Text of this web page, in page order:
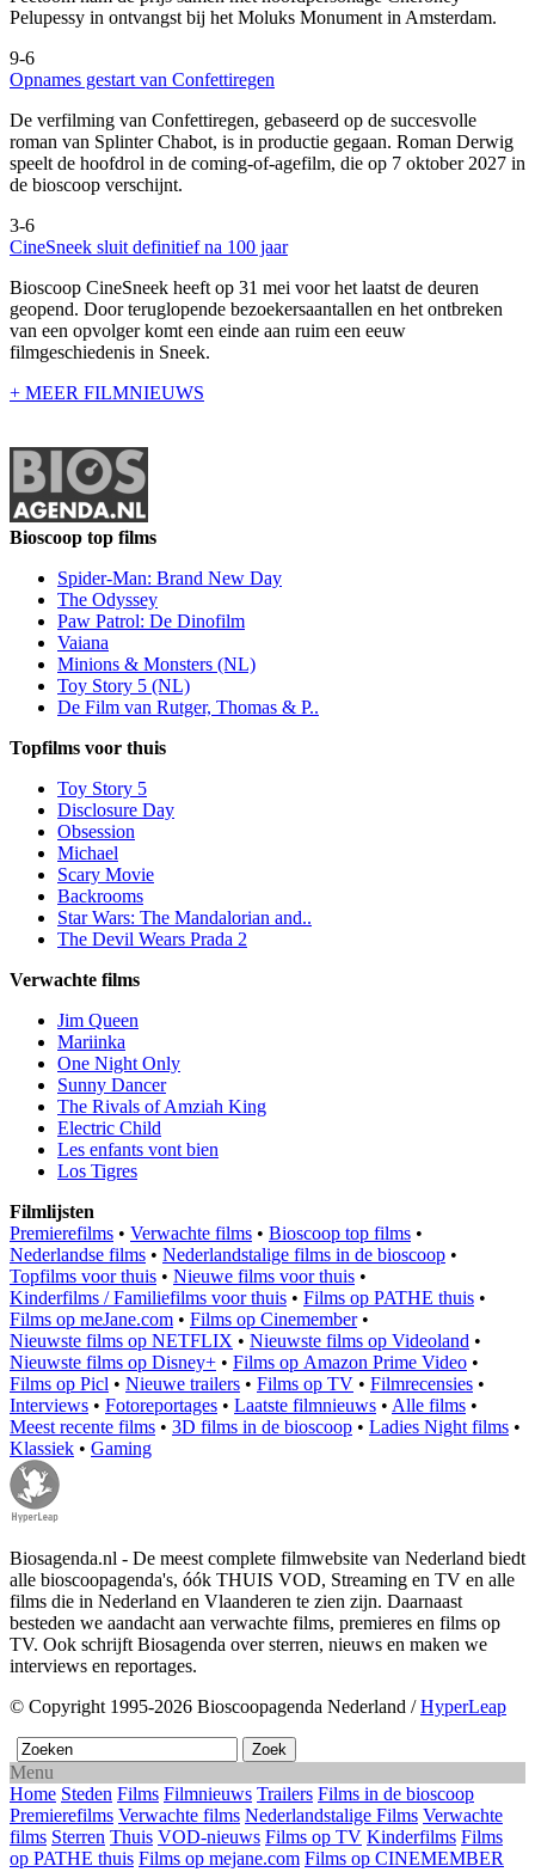
Pelupessy in ontvangst bij het Moluks Monument in Amsterdam.
9-6
Opnames gestart van Confettiregen
De verfilming van Confettiregen, gebaseerd op de succesvolle
roman van Splinter Chabot, is in productie gegaan. Roman Derwig
speelt de hoofdrol in de coming-of-agefilm, die op 7 oktober 2027 in
de bioscoop verschijnt.
3-6
CineSneek sluit definitief na 100 jaar
Bioscoop CineSneek heeft op 31 mei voor het laatst de deuren
geopend. Door teruglopende bezoekersaantallen en het ontbreken
van een opvolger komt een einde aan ruim een eeuw
filmgeschiedenis in Sneek.
+ MEER FILMNIEUWS
Bioscoop top films
Spider-Man: Brand New Day
The Odyssey
Paw Patrol: De Dinofilm
Vaiana
Minions & Monsters (NL)
Toy Story 5 (NL)
De Film van Rutger, Thomas & P..
Topfilms voor thuis
Toy Story 5
Disclosure Day
Obsession
Michael
Scary Movie
Backrooms
Star Wars: The Mandalorian and..
The Devil Wears Prada 2
Verwachte films
Jim Queen
Mariinka
One Night Only
Sunny Dancer
The Rivals of Amziah King
Electric Child
Les enfants vont bien
Los Tigres
Filmlijsten
Premierefilms • Verwachte films • Bioscoop top films •
Nederlandse films • Nederlandstalige films in de bioscoop •
Topfilms voor thuis • Nieuwe films voor thuis •
Kinderfilms / Familiefilms voor thuis • Films op PATHE thuis •
Films op meJane.com • Films op Cinemember•
Nieuwste films op NETFLIX • Nieuwste films op Videoland •
Nieuwste films op Disney+ • Films op Amazon Prime Video •
Films op Picl • Nieuwe trailers • Films op TV • Filmrecensies •
Interviews • Fotoreportages • Laatste filmnieuws • Alle films •
Meest recente films • 3D films in de bioscoop • Ladies Night films •
Klassiek • Gaming
Biosagenda.nl - De meest complete filmwebsite van Nederland biedt
alle bioscoopagenda's, óók THUIS VOD, Streaming en TV en alle
films die in Nederland en Vlaanderen te zien zijn. Daarnaast
besteden we aandacht aan verwachte films, premieres en films op
TV. Ook schrijft Biosagenda over sterren, nieuws en maken we
interviews en reportages.
© Copyright 1995-2026 Bioscoopagenda Nederland /HyperLeap
Menu
Home Steden Films Filmnieuws Trailers Films in de bioscoop
Premierefilms Verwachte films Nederlandstalige Films Verwachte
films Sterren Thuis VOD-nieuws Films op TV Kinderfilms Films
op PATHE thuis Films op mejane.com Films op CINEMEMBER